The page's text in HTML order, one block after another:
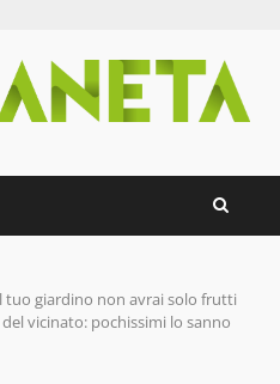
tuo giardino non avrai solo frutti
vicinato: pochissimi lo sanno